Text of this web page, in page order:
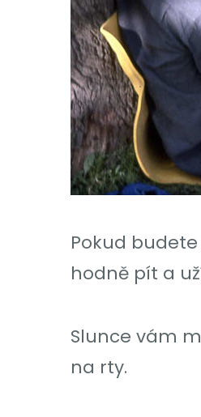
Pokud
hodně pít a
Slunce vám
na rty.